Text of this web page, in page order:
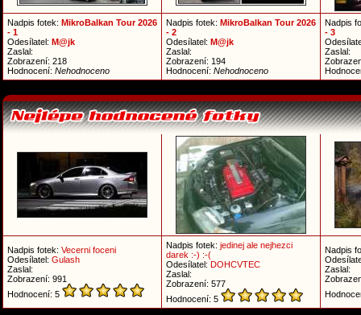
Nadpis fotek: MikroBalkan Tour 2026
- 1
Odesílatel: M@jk
Zaslal:
Zobrazení: 218
Hodnocení: Nehodnoceno
Nadpis fotek: MikroBalkan Tour 2026
- 2
Odesílatel: M@jk
Zaslal:
Zobrazení: 194
Hodnocení: Nehodnoceno
Nadpis
- 3
Zaslal:
Nadpis fotek: Vecerni foceni
Odesílatel: Gulash
Zaslal:
Zobrazení: 991
Hodnocení: 5
Nadpis fotek: jedinej ale nejhezci
darek :-) :-(
Odesílatel: DOHCVTEC
Zaslal:
Zobrazení: 577
Hodnocení: 5
Nadpis
Zaslal: